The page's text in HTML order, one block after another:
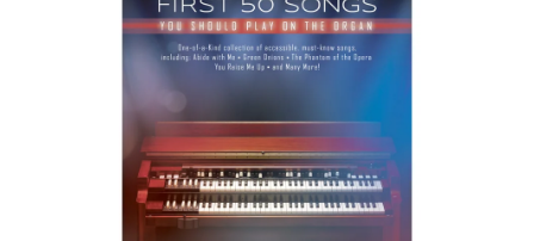
0,0
hvězdiček.